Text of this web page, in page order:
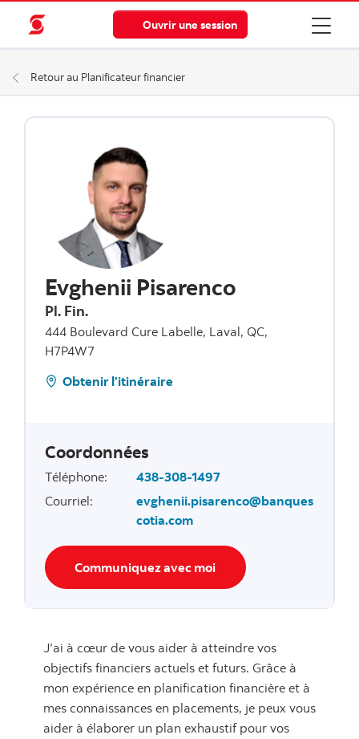
Ouvrir une session
Retour au Planificateur financier
Evghenii Pisarenco
Pl. Fin.
444 Boulevard Cure Labelle, Laval, QC,
H7P4W7
Obtenir l’itinéraire
Coordonnées
Téléphone:
438-308-1497
Courriel:
evghenii.pisarenco@banques
cotia.com
Communiquez avec moi
J’ai à cœur de vous aider à atteindre vos
objectifs financiers actuels et futurs. Grâce à
mon expérience en planification financière et à
mes connaissances en placements, je peux vous
aider à élaborer un plan exhaustif pour vos